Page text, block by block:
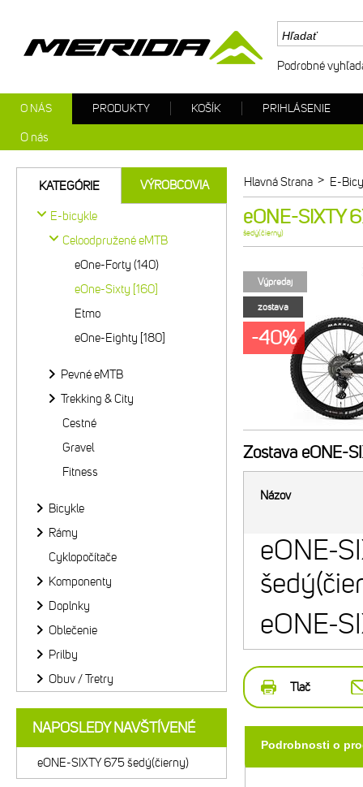
Hlavná Strana > E-
eONE-SIXTY
šedý(čierny)
Výpredaj
zostava
-40%
Zostava eONE-
Názov
eONE-
eONE-
Tlač
Podrobnosti o
KATEGÓRIE VÝROBCOVIA
E-bicykle
Celoodpružené eMTB
eOne-Forty (140)
eOne-Sixty [160]
Etmo
eOne-Eighty [180]
Pevné eMTB
Trekking & City
Cestné
Gravel
Fitness
Bicykle
Rámy
Cyklopočítače
Komponenty
Doplnky
Oblečenie
Prilby
Obuv / Tretry
NAPOSLEDY NAVŠTÍVENÉ
eONE-SIXTY 675 šedý(čierny)
Podrobné
O NÁS
O nás
PRODUKTY KOŠÍK PRIHLÁSENIE